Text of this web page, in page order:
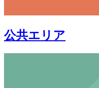
公共エリア